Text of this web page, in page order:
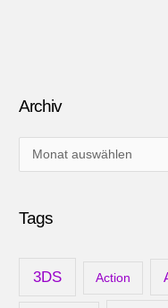
Archiv
r
Tags
3DS Action